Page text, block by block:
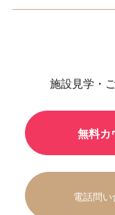
施設見学・
無料カ
電話問